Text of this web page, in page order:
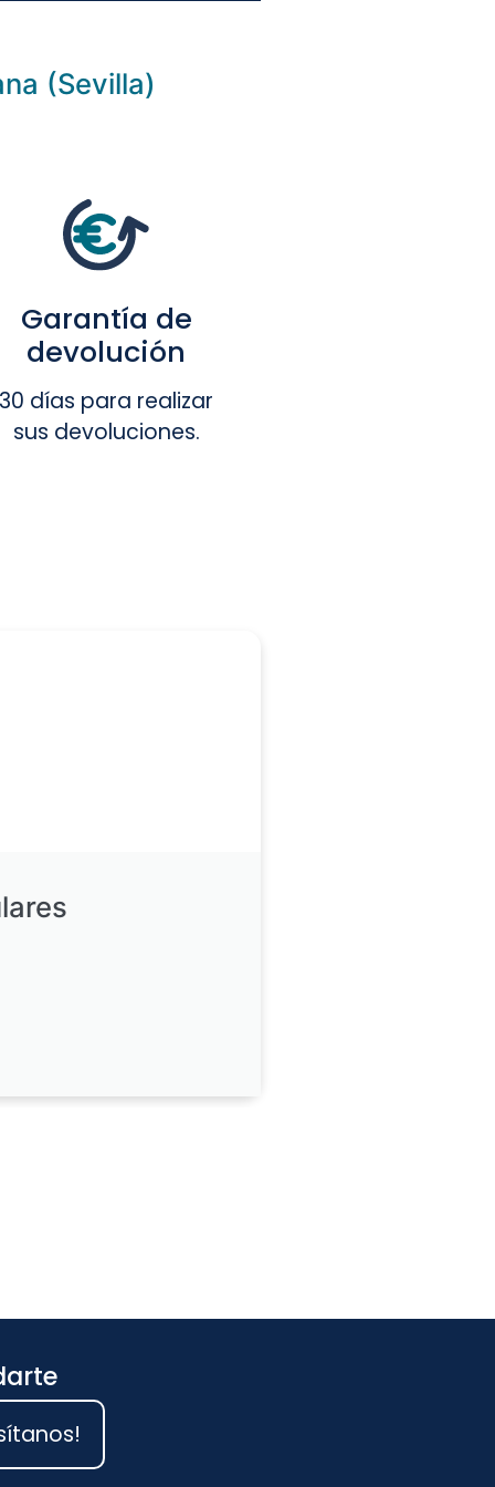
(Sevilla)
Garantía de
devolución
30 días para realizar
sus devoluciones.